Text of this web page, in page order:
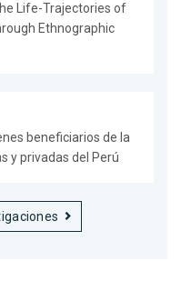
Life-Trajectories of
Ethnographic
beneficiarios de la
y privadas del Perú